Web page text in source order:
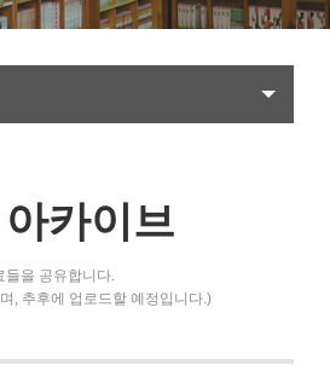
카이브
들을 공유합니다.
, 추후에 업로드할 예정입니다.)